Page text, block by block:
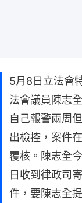
5月8日立法會
法會議員陳志
自己報警兩周
出檢控，案件
覆核。陳志全
日收到律政司
件，要陳志全